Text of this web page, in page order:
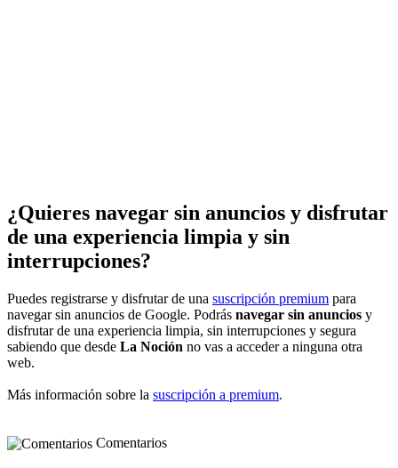
¿Quieres navegar sin anuncios y disfrutar
de una experiencia limpia y sin
interrupciones?
Puedes registrarse y disfrutar de una suscripción premium para
navegar sin anuncios de Google. Podrás navegar sin anuncios y
disfrutar de una experiencia limpia, sin interrupciones y segura
sabiendo que desde La Noción no vas a acceder a ninguna otra
web.
Más información sobre la suscripción a premium.
Comentarios